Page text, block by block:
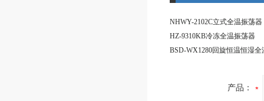
NHWY-2102C立式全温振荡器
HZ-9310KB冷冻全温振荡器
BSD-WX1280回旋恒温恒湿全
产品：